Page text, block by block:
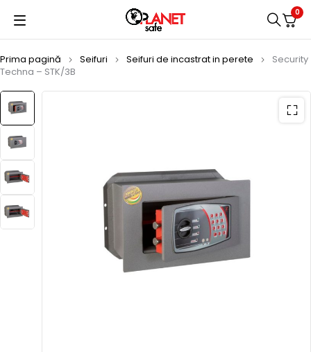
0
Prima pagină Seifuri Seifuri de incastrat in perete
Security
Techna – STK/3B